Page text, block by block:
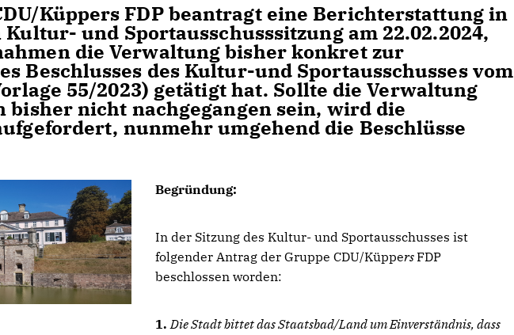
Küppers FDP beantragt eine Berichterstattung in
und Sportausschusssitzung am 22.02.2024,
die Verwaltung bisher konkret zur
Beschlusses des Kultur-und Sportausschusses vom
55/2023) getätigt hat. Sollte die Verwaltung
bisher nicht nachgegangen sein, wird die
nunmehr umgehend die Beschlüsse
Begründung:
In der Sitzung des Kultur- und Sportausschusses ist
folgender Antrag der Gruppe CDU/KüppersFDP
beschlossen worden:
1.Die Stadt bittet das Staatsbad/Land um Einverständnis, dass